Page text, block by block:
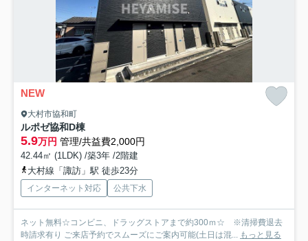
NEW
大村市協和町
ルポゼ協和D棟
5.9万円 管理/共益費2,000円
42.44㎡ (1LDK) /築3年 /2階建
大村線「諏訪」駅 徒歩23分
インターネット対応 公共下水
ネット無料☆コンビニ、ドラッグストアまで約300ｍ☆ ※清掃費退去
時請求有り ご来店予約でスムーズにご案内可能(土日は混... もっと見る